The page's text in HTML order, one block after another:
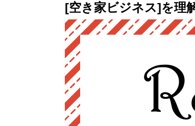
[空き家ビジネス]を理